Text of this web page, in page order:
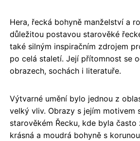
Hera, řecká bohyně manželství a
důležitou postavou starověké
také silným inspiračním zdrojem
po celá staletí. Její přítomnost se
obrazech, sochách i literatuře.
Výtvarné umění bylo jednou z
velký vliv. Obrazy s jejím motivem
starověkém Řecku, kde byla
krásná a moudrá bohyně s